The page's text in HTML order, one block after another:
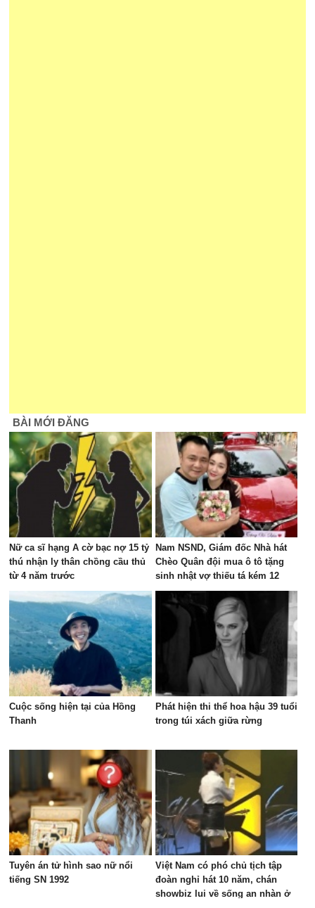
BÀI MỚI ĐĂNG
Nữ ca sĩ hạng A cờ bạc nợ 15 tỷ
thú nhận ly thân chồng cầu thủ
từ 4 năm trước
Nam NSND, Giám đốc Nhà hát
Chèo Quân đội mua ô tô tặng
sinh nhật vợ thiếu tá kém 12
tuổi
Cuộc sống hiện tại của Hồng
Thanh
Phát hiện thi thể hoa hậu 39 tuổi
trong túi xách giữa rừng
Tuyên án tử hình sao nữ nổi
tiếng SN 1992
Việt Nam có phó chủ tịch tập
đoàn nghỉ hát 10 năm, chán
showbiz lui về sống an nhàn ở